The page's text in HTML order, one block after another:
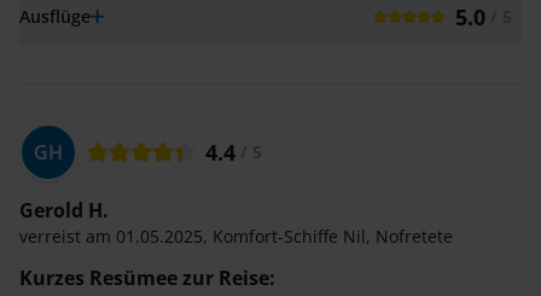
Ausflüge 5.0
GH 4.4 / 5
Gerold H.
verreist am 01.05.2025, Komfort-Schiffe Nil, Nofretete
Kurzes Resümee zur Reise: